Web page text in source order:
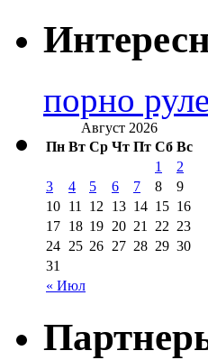
порно
Август 2026
Пн Вт Ср Чт Пт Сб Вс
« Июл
1
2
3
4 5 6 7 8
9
10 11 12 13 14 15 16
17 18 19 20 21 22 23
24 25 26 27 28 29 30
31